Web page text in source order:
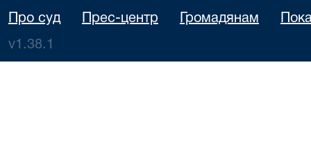
Про суд Прес-центр Громадянам
v1.38.1